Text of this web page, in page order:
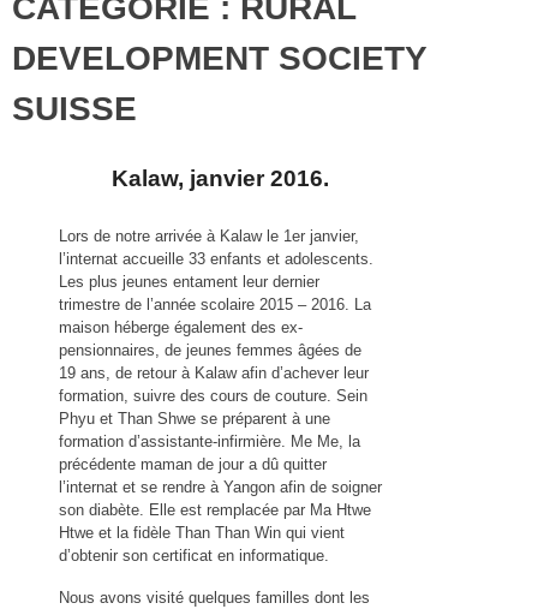
DEVELOPMENT SOCIETY
SUISSE
Kalaw, janvier 2016.
Lors de notre arrivée à Kalaw le 1er janvier,
l’internat accueille 33 enfants et adolescents.
Les plus jeunes entament leur dernier
trimestre de l’année scolaire 2015 – 2016. La
maison héberge également des ex-
pensionnaires, de jeunes femmes âgées de
19 ans, de retour à Kalaw afin d’achever leur
formation, suivre des cours de couture. Sein
Phyu et Than Shwe se préparent à une
formation d’assistante-infirmière. Me Me, la
précédente maman de jour a dû quitter
l’internat et se rendre à Yangon afin de soigner
son diabète. Elle est remplacée par Ma Htwe
Htwe et la fidèle Than Than Win qui vient
d’obtenir son certificat en informatique.
Nous avons visité quelques familles dont les